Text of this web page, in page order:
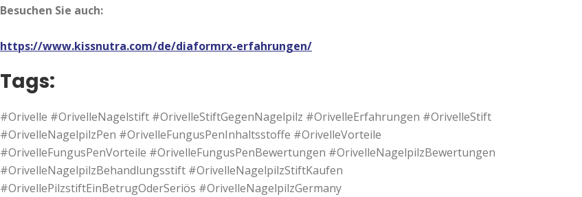
Besuchen Sie auch:
https://www.kissnutra.com/de/diaformrx-erfahrungen/
Tags:
#Orivelle #OrivelleNagelstift #OrivelleStiftGegenNagelpilz #OrivelleErfahrungen #OrivelleStift
#OrivelleNagelpilzPen #OrivelleFungusPenInhaltsstoffe #OrivelleVorteile
#OrivelleFungusPenVorteile #OrivelleFungusPenBewertungen #OrivelleNagelpilzBewertungen
#OrivelleNagelpilzBehandlungsstift #OrivelleNagelpilzStiftKaufen
#OrivellePilzstiftEinBetrugOderSeriös #OrivelleNagelpilzGermany